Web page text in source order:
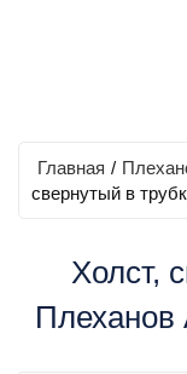
Главная /
свернутый в
Холст,
Плеханов